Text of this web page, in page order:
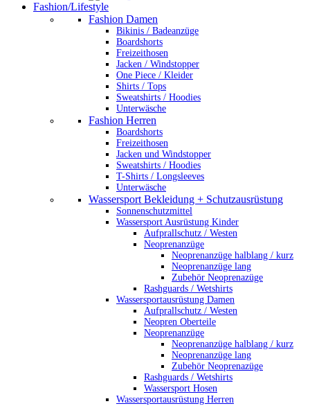
Fashion/Lifestyle
Fashion Damen
Bikinis / Badeanzüge
Boardshorts
Freizeithosen
Jacken / Windstopper
One Piece / Kleider
Shirts / Tops
Sweatshirts / Hoodies
Unterwäsche
Fashion Herren
Boardshorts
Freizeithosen
Jacken und Windstopper
Sweatshirts / Hoodies
T-Shirts / Longsleeves
Unterwäsche
Wassersport Bekleidung + Schutzausrüstung
Sonnenschutzmittel
Wassersport Ausrüstung Kinder
Aufprallschutz / Westen
Neoprenanzüge
Neoprenanzüge halblang / kurz
Neoprenanzüge lang
Zubehör Neoprenazüge
Rashguards / Wetshirts
Wassersportausrüstung Damen
Aufprallschutz / Westen
Neopren Oberteile
Neoprenanzüge
Neoprenanzüge halblang / kurz
Neoprenanzüge lang
Zubehör Neoprenazüge
Rashguards / Wetshirts
Wassersport Hosen
Wassersportausrüstung Herren